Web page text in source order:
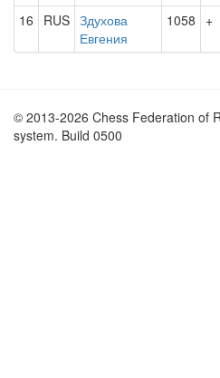
16 RUS Здухова
Евгения
1058 +
© 2013-2026 Chess Federation of
system. Build 0500